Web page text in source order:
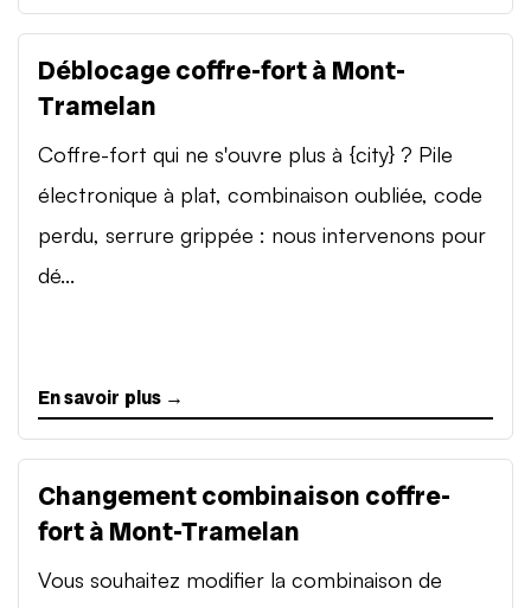
Déblocage coffre-fort à Mont-
Tramelan
Coffre-fort qui ne s'ouvre plus à {city} ? Pile
électronique à plat, combinaison oubliée, code
perdu, serrure grippée : nous intervenons pour
dé...
En savoir plus →
Changement combinaison coffre-
fort à Mont-Tramelan
Vous souhaitez modifier la combinaison de